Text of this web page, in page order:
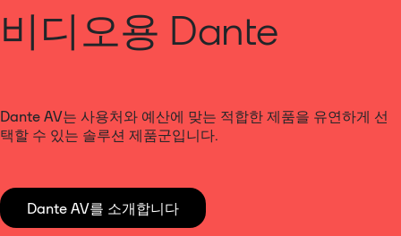
비디오용 Dante
Dante AV는 사용처와 예산에 맞는 적합한 제품을 유연하게 선
택할 수 있는 솔루션 제품군입니다.
Dante AV를 소개합니다